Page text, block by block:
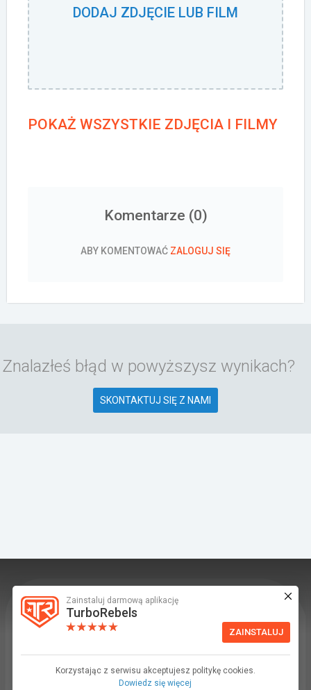
Zainstaluj darmową aplikację
TurboRebels
ZAINSTALUJ
Korzystając z serwisu akceptujesz politykę cookies.
Dowiedz się więcej
DODAJ ZDJĘCIE LUB FILM
POKAŻ WSZYSTKIE ZDJĘCIA I FILMY
Komentarze (0)
ABY KOMENTOWAĆ ZALOGUJ SIĘ
Znalazłeś błąd w powyższysz wynikach?
SKONTAKTUJ SIĘ Z NAMI
TurboRebels to platforma społecznościowa i
aplikacja mobilna dla fanów motoryzacji.
Regulamin